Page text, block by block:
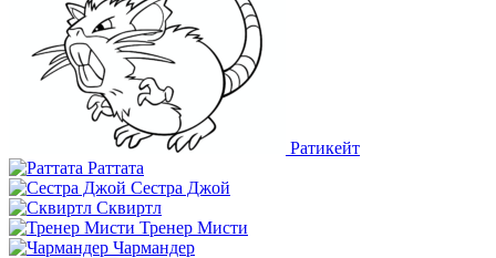
Ратикейт
Раттата
Сестра Джой
Сквиртл
Тренер Мисти
Чармандер